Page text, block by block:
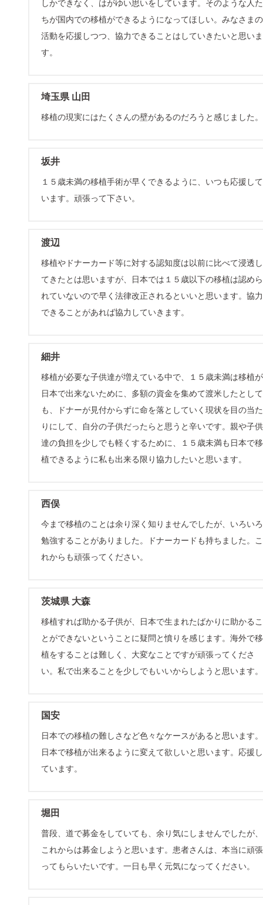
しかできなく、はがゆい思いをしています。そのような人た
ちが国内での移植ができるようになってほしい。みなさまの
活動を応援しつつ、協力できることはしていきたいと思いま
す。
埼玉県 山田
移植の現実にはたくさんの壁があるのだろうと感じました。
坂井
１５歳未満の移植手術が早くできるように、いつも応援して
います。頑張って下さい。
渡辺
移植やドナーカード等に対する認知度は以前に比べて浸透し
てきたとは思いますが、日本では１５歳以下の移植は認めら
れていないので早く法律改正されるといいと思います。協力
できることがあれば協力していきます。
細井
移植が必要な子供達が増えている中で、１５歳未満は移植が
日本で出来ないために、多額の資金を集めて渡米したとして
も、ドナーが見付からずに命を落としていく現状を目の当た
りにして、自分の子供だったらと思うと辛いです。親や子供
達の負担を少しでも軽くするために、１５歳未満も日本で移
植できるように私も出来る限り協力したいと思います。
西俣
今まで移植のことは余り深く知りませんでしたが、いろいろ
勉強することがありました。ドナーカードも持ちました。こ
れからも頑張ってください。
茨城県 大森
移植すれば助かる子供が、日本で生まれたばかりに助かるこ
とができないということに疑問と憤りを感じます。海外で移
植をすることは難しく、大変なことですが頑張ってくださ
い。私で出来ることを少しでもいいからしようと思います。
国安
日本での移植の難しさなど色々なケースがあると思います。
日本で移植が出来るように変えて欲しいと思います。応援し
ています。
堀田
普段、道で募金をしていても、余り気にしませんでしたが、
これからは募金しようと思います。患者さんは、本当に頑張
ってもらいたいです。一日も早く元気になってください。